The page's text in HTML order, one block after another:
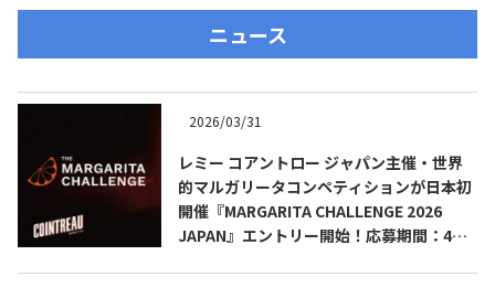
ニュース
2026/03/31
レミー コアントロー ジャパン主催・世界
的マルガリータコンペティションが日本初
開催『MARGARITA CHALLENGE 2026
JAPAN』エントリー開始！応募期間：4月1